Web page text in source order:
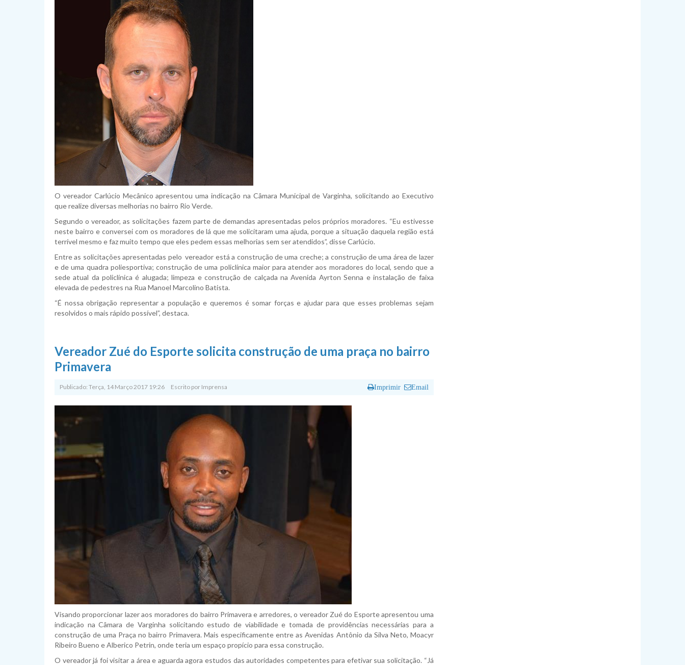
O vereador Carlúcio Mecânico apresentou uma indicação na Câmara Municipal de Varginha, solicitando ao Executivo
que realize diversas melhorias no bairro Rio Verde.
Segundo o vereador, as solicitações fazem parte de demandas apresentadas pelos próprios moradores. “Eu estivesse
neste bairro e conversei com os moradores de lá que me solicitaram uma ajuda, porque a situação daquela região está
terrível mesmo e faz muito tempo que eles pedem essas melhorias sem ser atendidos”, disse Carlúcio.
Entre as solicitações apresentadas pelo vereador está a construção de uma creche; a construção de uma área de lazer
e de uma quadra poliesportiva; construção de uma policlínica maior para atender aos moradores do local, sendo que a
sede atual da policlínica é alugada; limpeza e construção de calçada na Avenida Ayrton Senna e instalação de faixa
elevada de pedestres na Rua Manoel Marcolino Batista.
“É nossa obrigação representar a população e queremos é somar forças e ajudar para que esses problemas sejam
resolvidos o mais rápido possível”, destaca.
Vereador Zué do Esporte solicita construção de uma praça no bairro
Primavera
Publicado: Terça, 14 Março 2017 19:26 Escrito por Imprensa Imprimir Email
Visando proporcionar lazer aos moradores do bairro Primavera e arredores, o vereador Zué do Esporte apresentou uma
indicação na Câmara de Varginha solicitando estudo de viabilidade e tomada de providências necessárias para a
construção de uma Praça no bairro Primavera. Mais especificamente entre as Avenidas Antônio da Silva Neto, Moacyr
Ribeiro Bueno e Alberico Petrin, onde teria um espaço propício para essa construção.
O vereador já foi visitar a área e aguarda agora estudos das autoridades competentes para efetivar sua solicitação. “Já